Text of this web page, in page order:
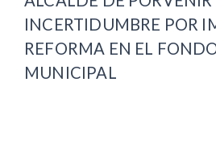
INCERTIDUMBRE POR
REFORMA EN EL
MUNICIPAL